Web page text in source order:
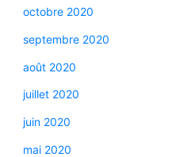
octobre 2020
septembre 2020
août 2020
juillet 2020
juin 2020
mai 2020